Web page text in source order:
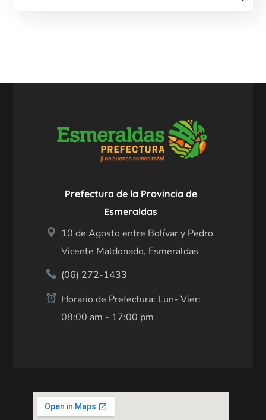
Prefectura de la Provincia de
Esmeraldas
10 de Agosto entre Bolívar y Pedro
Vicente Maldonado, Esmeraldas
(06) 272-1433
Horario de Prefectura: Lun- Vier:
08:00 am - 17:00 pm